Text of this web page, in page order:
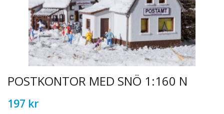
POSTKONTOR MED SNÖ 1:160 N
197 kr